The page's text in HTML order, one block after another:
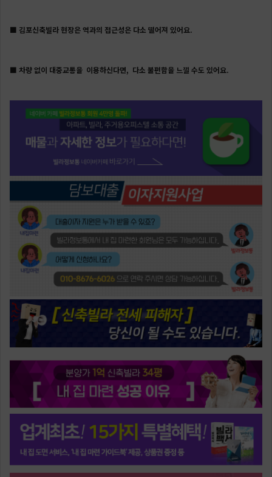
■ 김포신축빌라 현장은 역과의 접근성은 다소 떨어져 있어요.
■ 차량 없이 대중교통을 이용하신다면, 다소 불편함을 느낄 수도 있어요.